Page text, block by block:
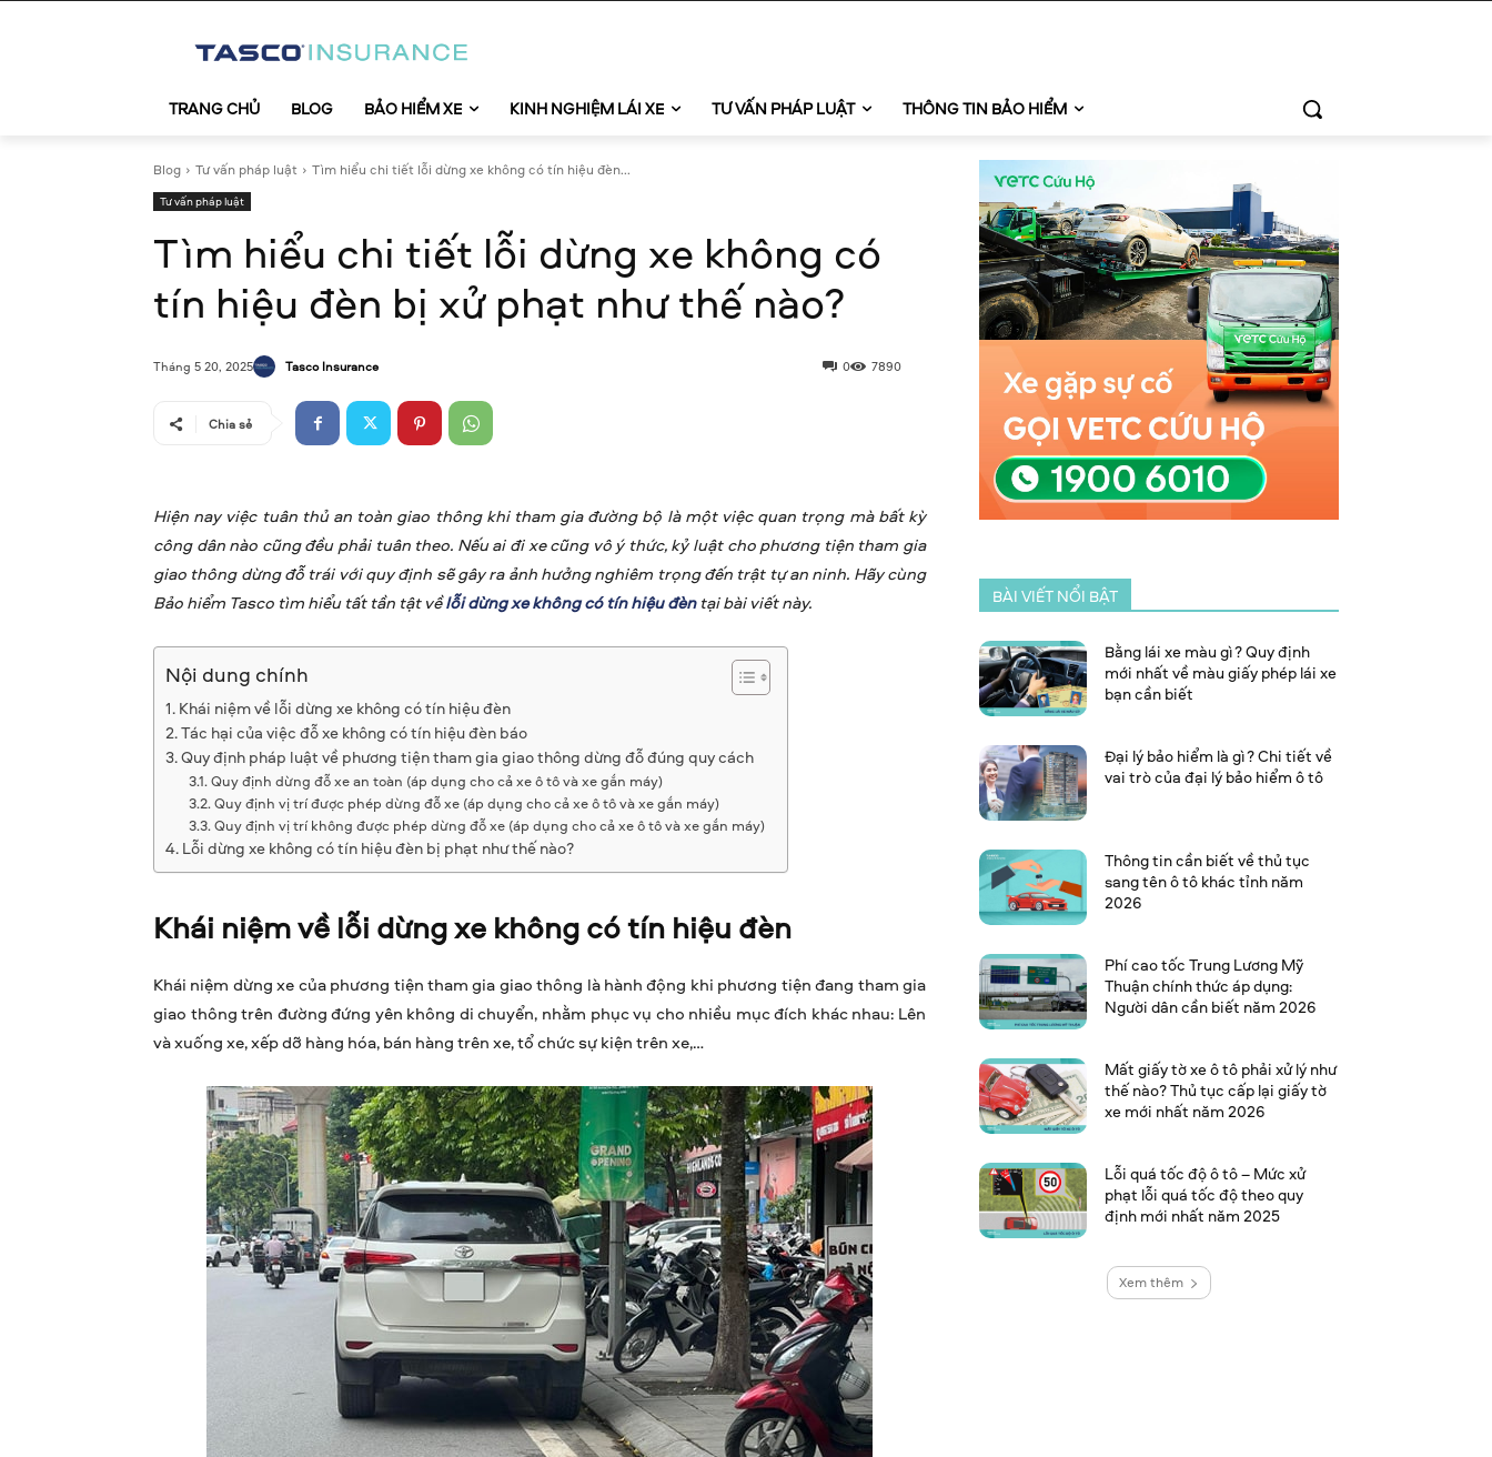
TRANG CHỦ BLOG BẢO HIỂM XE KINH NGHIỆM LÁI XE TƯ VẤN PHÁP LUẬT THÔNG TIN BẢO HIỂM
Blog Tư vấn pháp luật Tìm hiểu chi tiết lỗi dừng xe không có tín hiệu đèn...
Tư vấn pháp luật
Tìm hiểu chi tiết lỗi dừng xe không có
tín hiệu đèn bị xử phạt như thế nào?
0 7890
Tháng 5 20, 2025 Tasco Insurance
Chia sẻ
Hiện nay việc tuân thủ an toàn giao thông khi tham gia đường bộ là một việc quan trọng mà bất kỳ
công dân nào cũng đều phải tuân theo. Nếu ai đi xe cũng vô ý thức, kỷ luật cho phương tiện tham gia
giao thông dừng đỗ trái với quy định sẽ gây ra ảnh hưởng nghiêm trọng đến trật tự an ninh. Hãy cùng
Bảo hiểm Tasco tìm hiểu tất tần tật vềlỗi dừng xe không có tín hiệu đèntại bài viết này.
Nội dung chính
Khái niệm về lỗi dừng xe không có tín hiệu đèn
Tác hại của việc đỗ xe không có tín hiệu đèn báo
Quy định pháp luật về phương tiện tham gia giao thông dừng đỗ đúng quy cách
Quy định dừng đỗ xe an toàn (áp dụng cho cả xe ô tô và xe gắn máy)
Quy định vị trí được phép dừng đỗ xe (áp dụng cho cả xe ô tô và xe gắn máy)
Quy định vị trí không được phép dừng đỗ xe (áp dụng cho cả xe ô tô và xe gắn máy)
Lỗi dừng xe không có tín hiệu đèn bị phạt như thế nào?
Khái niệm về lỗi dừng xe không có tín hiệu đèn
Khái niệm dừng xe của phương tiện tham gia giao thông là hành động khi phương tiện đang tham gia
giao thông trên đường đứng yên không di chuyển, nhằm phục vụ cho nhiều mục đích khác nhau: Lên
và xuống xe, xếp dỡ hàng hóa, bán hàng trên xe, tổ chức sự kiện trên xe,…
BÀI VIẾT NỔI BẬT
Bằng lái xe màu gì? Quy định
mới nhất về màu giấy phép lái xe
bạn cần biết
Đại lý bảo hiểm là gì? Chi tiết về
vai trò của đại lý bảo hiểm ô tô
Thông tin cần biết về thủ tục
sang tên ô tô khác tỉnh năm
2026
Phí cao tốc Trung Lương Mỹ
Thuận chính thức áp dụng:
Người dân cần biết năm 2026
Mất giấy tờ xe ô tô phải xử lý như
thế nào? Thủ tục cấp lại giấy tờ
xe mới nhất năm 2026
Lỗi quá tốc độ ô tô – Mức xử
phạt lỗi quá tốc độ theo quy
định mới nhất năm 2025
Xem thêm